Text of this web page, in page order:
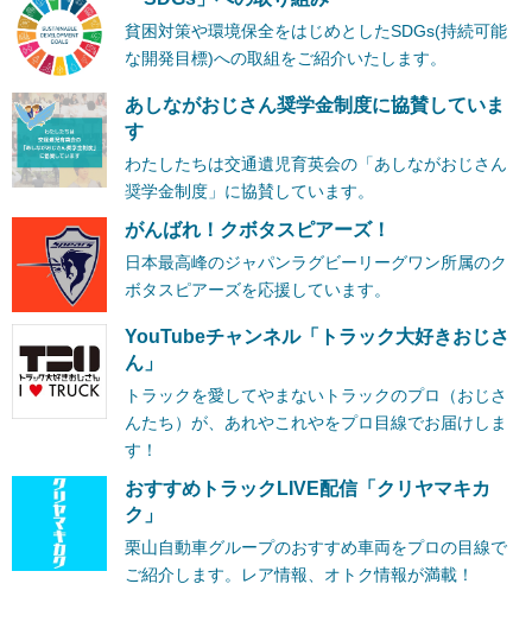
貧困対策や環境保全をはじめとしたSDGs(持続可能
な開発目標)への取組をご紹介いたします。
あしながおじさん奨学金制度に協賛していま
す
わたしたちは交通遺児育英会の「あしながおじさん
奨学金制度」に協賛しています。
がんばれ！クボタスピアーズ！
日本最高峰のジャパンラグビーリーグワン所属のク
ボタスピアーズを応援しています。
YouTubeチャンネル「トラック大好きおじさ
ん」
トラックを愛してやまないトラックのプロ（おじさ
んたち）が、あれやこれやをプロ目線でお届けしま
す！
おすすめトラックLIVE配信「クリヤマキカ
ク」
栗山自動車グループのおすすめ車両をプロの目線で
ご紹介します。レア情報、オトク情報が満載！